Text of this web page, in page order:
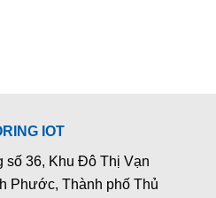
IOT
số 36, Khu Đô Thị Vạn
Phước, Thành phố Thủ